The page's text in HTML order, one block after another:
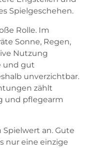
Spielgeschehen.
Rolle. Im
Sonne, Regen,
Nutzung
und gut
unverzichtbar.
zählt
und pflegearm
an. Gute
nur eine einzige